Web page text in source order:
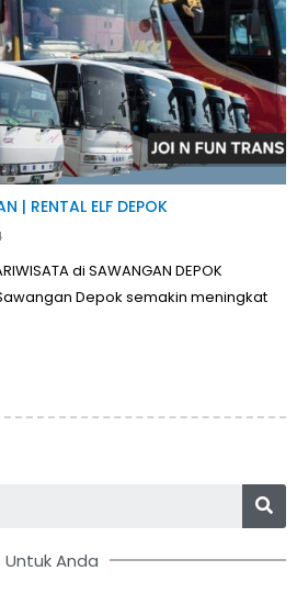
| RENTAL ELF DEPOK
di SAWANGAN DEPOK
Depok semakin meningkat
Untuk Anda